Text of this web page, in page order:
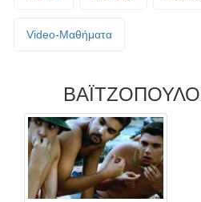
Video-Mαθήματα